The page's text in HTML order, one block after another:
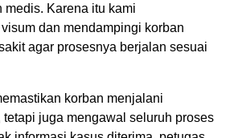
Karena itu kami
dan mendampingi korban
agar prosesnya berjalan sesuai
korban menjalani
tetapi juga mengawal seluruh proses